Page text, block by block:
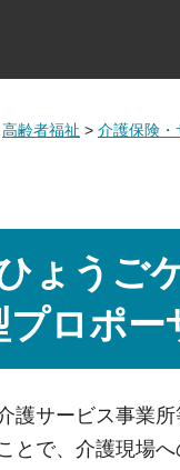
高齢者福祉 > 介護保険・
ょうご
プロポ
護サービス事業
とで、介護現場